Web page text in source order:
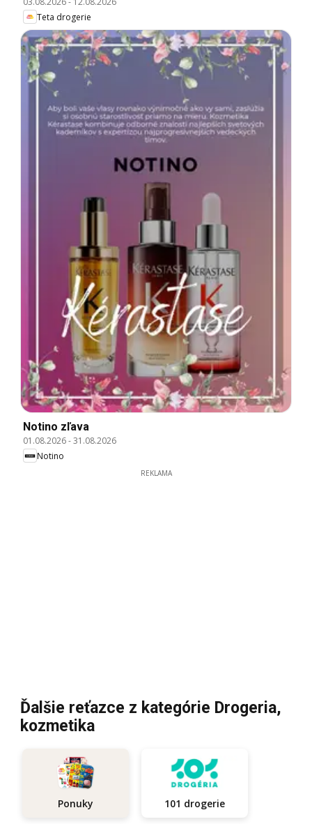
Teta drogerie
Notino zľava
01.08.2026-31.08.2026
Notino
REKLAMA
Ďalšie reťazce z kategórie Drogeria,
kozmetika
Ponuky 101 drogerie